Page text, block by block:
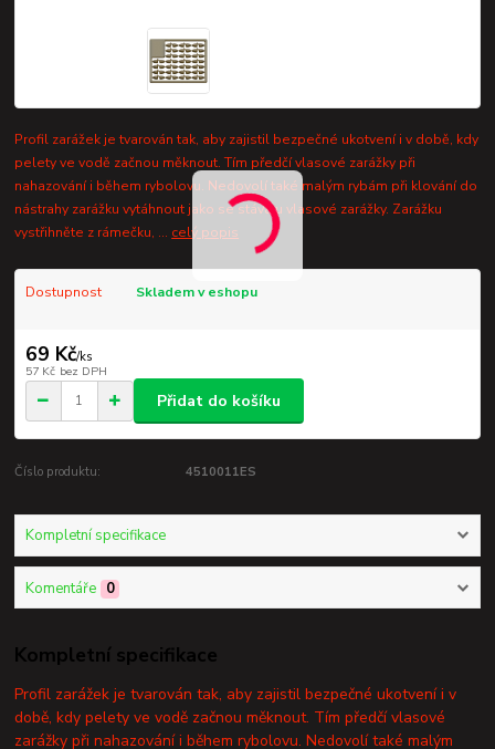
Profil zarážek je tvarován tak, aby zajistil bezpečné ukotvení i v době, kdy
pelety ve vodě začnou měknout. Tím předčí vlasové zarážky při
nahazování i během rybolovu. Nedovolí také malým rybám při klování do
nástrahy zarážku vytáhnout jako se stává u vlasové zarážky. Zarážku
vystřihněte z rámečku, ... celý popis
Dostupnost Skladem v eshopu
69 Kč/ks
57 Kč bez DPH
Přidat do košíku
Číslo produktu: 4510011ES
Kompletní specifikace
Komentáře 0
Kompletní specifikace
Profil zarážek je tvarován tak, aby zajistil bezpečné ukotvení i v
době, kdy pelety ve vodě začnou měknout. Tím předčí vlasové
zarážky při nahazování i během rybolovu. Nedovolí také malým